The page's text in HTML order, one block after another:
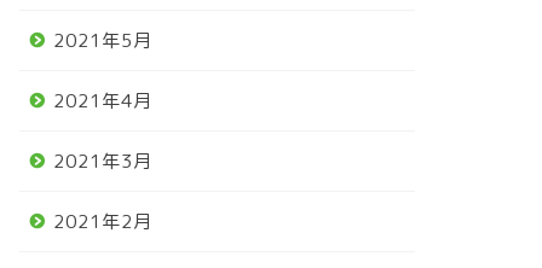
2021年5月
2021年4月
2021年3月
2021年2月